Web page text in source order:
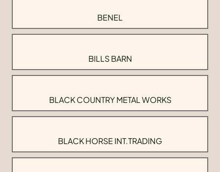
BENEL
BILLS BARN
BLACK COUNTRY METAL WORKS
BLACK HORSE INT.TRADING